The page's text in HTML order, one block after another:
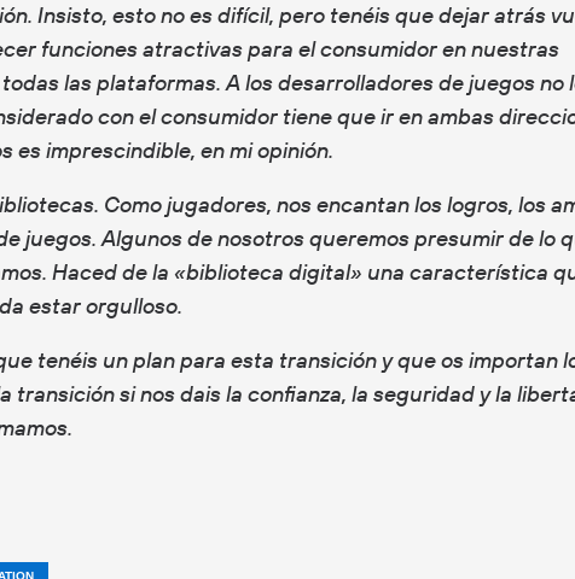
Insisto, esto no es difícil, pero tenéis que dejar atrás
funciones atractivas para el consumidor en nuestras
las plataformas. A los desarrolladores de juegos no
con el consumidor tiene que ir en ambas
es imprescindible, en mi opinión.
Como jugadores, nos encantan los logros, los
juegos. Algunos de nosotros queremos presumir de lo
Haced de la «biblioteca digital» una característica
estar orgulloso.
tenéis un plan para esta transición y que os importan
transición si nos dais la confianza, la seguridad y la